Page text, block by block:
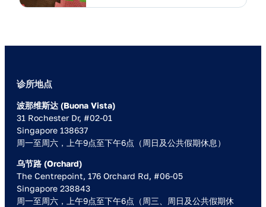
诊所地点
波那维斯达 (Buona Vista)
31 Rochester Dr, #02-01
Singapore 138637
周一至周六，上午9点至下午6点（周日及公共假期休息）
乌节路 (Orchard)
The Centrepoint, 176 Orchard Rd, #06-05
Singapore 238843
周一至周六，上午9点至下午6点（周三、周日及公共假期休